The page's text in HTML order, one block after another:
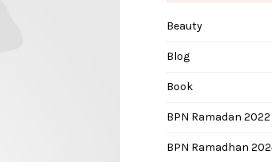
Beauty
Blog
Book
BPN Ramadan 2022
BPN Ramadhan